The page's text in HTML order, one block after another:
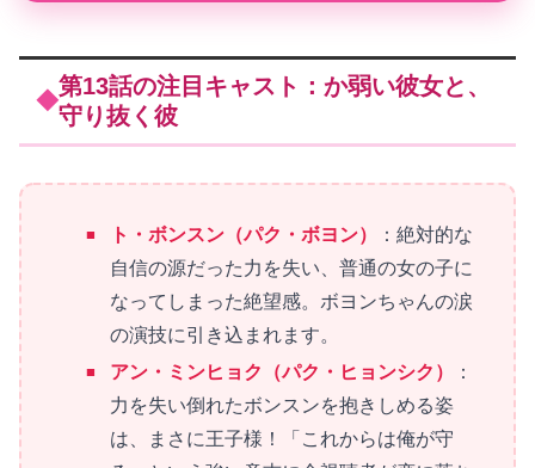
第13話の注目キャスト：か弱い彼女と、
守り抜く彼
ト・ボンスン（パク・ボヨン）
：絶対的な
自信の源だった力を失い、普通の女の子に
なってしまった絶望感。ボヨンちゃんの涙
の演技に引き込まれます。
アン・ミンヒョク（パク・ヒョンシク）
：
力を失い倒れたボンスンを抱きしめる姿
は、まさに王子様！「これからは俺が守